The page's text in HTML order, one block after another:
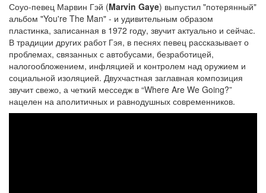
Соуо-певец Марвин Гэй (Marvin Gaye) выпустил "потерянный"
альбом "You're The Man" - и удивительным образом
пластинка, записанная в 1972 году, звучит актуально и сейчас.
В традиции других работ Гэя, в песнях певец рассказывает о
проблемах, связанных с автобусами, безработицей,
налогообложением, инфляцией и контролем над оружием и
социальной изоляцией. Двухчастная заглавная композиция
звучит свежо, а четкий месседж в “Where Are We Going?”
нацелен на аполитичных и равнодушных современников.